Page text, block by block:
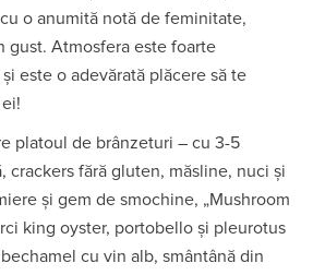
o anumită notă de feminitate,
gust. Atmosfera este foarte
este o adevărată plăcere să te
platoul de brânzeturi – cu 3-5
crackers fără gluten, măsline, nuci și
și gem de smochine, „Mushroom
king oyster, portobello și pleurotus
cu vin alb, smântână din